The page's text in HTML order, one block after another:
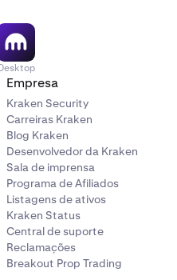
Empresa
Kraken Security
Carreiras Kraken
Blog Kraken
Desenvolvedor da Kraken
Sala de imprensa
Programa de Afiliados
Listagens de ativos
Kraken Status
Central de suporte
Reclamações
Breakout Prop Trading